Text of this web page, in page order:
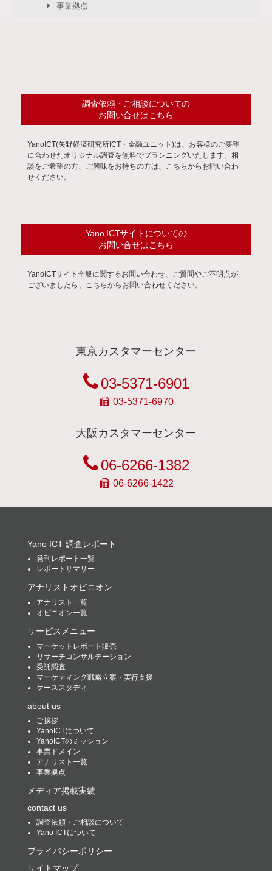
事業拠点
調査依頼・ご相談についての
お問い合せはこちら
YanoICT(矢野経済研究所ICT・金融ユニット)は、お客様のご要望
に合わせたオリジナル調査を無料でプランニングいたします。相
談をご希望の方、ご興味をお持ちの方は、こちらからお問い合わ
せください。
Yano ICTサイトについての
お問い合せはこちら
YanoICTサイト全般に関するお問い合わせ、ご質問やご不明点が
ございましたら、こちらからお問い合わせください。
東京カスタマーセンター
03-5371-6901
03-5371-6970
大阪カスタマーセンター
06-6266-1382
06-6266-1422
Yano ICT 調査レポート
発刊レポート一覧
レポートサマリー
アナリストオピニオン
アナリスト一覧
オピニオン一覧
サービスメニュー
マーケットレポート販売
リサーチコンサルテーション
受託調査
マーケティング戦略立案・実行支援
ケーススタディ
about us
ご挨拶
YanoICTについて
YanoICTのミッション
事業ドメイン
アナリスト一覧
事業拠点
メディア掲載実績
contact us
調査依頼・ご相談について
Yano ICTについて
プライバシーポリシー
サイトマップ